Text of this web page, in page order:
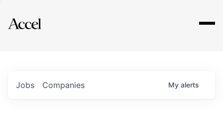
Explore
Jobs Companies My alerts